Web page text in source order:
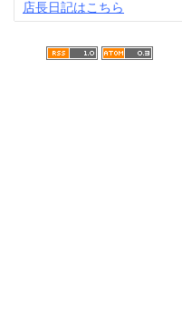
店長日記はこちら